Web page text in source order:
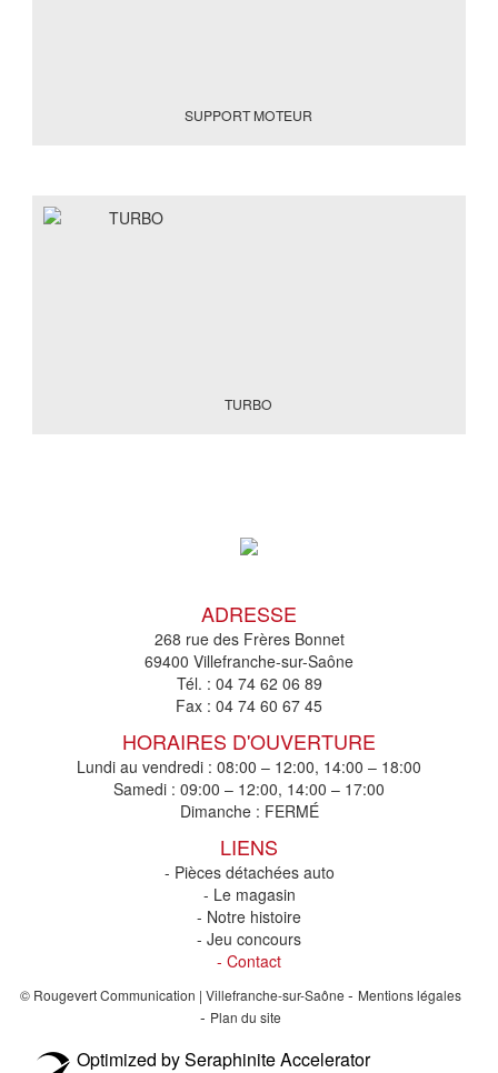
SUPPORT MOTEUR
TURBO
ADRESSE
268 rue des Frères Bonnet
69400 Villefranche-sur-Saône
Tél. : 04 74 62 06 89
Fax : 04 74 60 67 45
HORAIRES D'OUVERTURE
Lundi au vendredi : 08:00 – 12:00, 14:00 – 18:00
Samedi : 09:00 – 12:00, 14:00 – 17:00
Dimanche : FERMÉ
LIENS
- Pièces détachées auto
- Le magasin
- Notre histoire
- Jeu concours
- Contact
© Rougevert Communication | Villefranche-sur-Saône - Mentions légales
- Plan du site
Optimized by Seraphinite Accelerator